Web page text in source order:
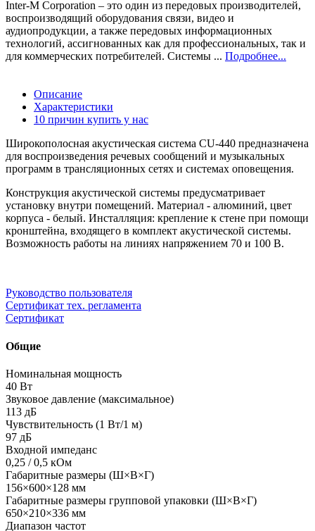
Inter-M Corporation – это один из передовых производителей,
воспроизводящий оборудования связи, видео и
аудиопродукции, а также передовых информационных
технологий, ассигнованных как для профессиональных, так и
для коммерческих потребителей. Системы ... Подробнее...
Описание
Характеристики
10 причин купить у нас
Широкополосная акустическая система CU-440 предназначена
для воспроизведения речевых сообщений и музыкальных
программ в трансляционных сетях и системах оповещения.
Конструкция акустической системы предусматривает
установку внутри помещений. Материал - алюминий, цвет
корпуса - белый. Инсталляция: крепление к стене при помощи
кронштейна, входящего в комплект акустической системы.
Возможность работы на линиях напряжением 70 и 100 В.
Руководство пользователя
Сертификат тех. регламента
Сертификат
Общие
Номинальная мощность
40 Вт
Звуковое давление (максимальное)
113 дБ
Чувствительность (1 Вт/1 м)
97 дБ
Входной импеданс
0,25 / 0,5 кОм
Габаритные размеры (Ш×В×Г)
156×600×128 мм
Габаритные размеры групповой упаковки (Ш×В×Г)
650×210×336 мм
Диапазон частот